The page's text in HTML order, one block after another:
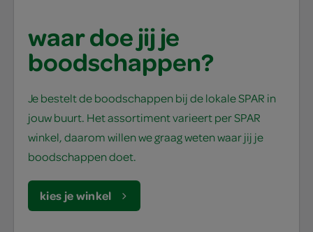
waar doe jij je
boodschappen?
Je bestelt de boodschappen bij de lokale SPAR in
jouw buurt. Het assortiment varieert per SPAR
winkel, daarom willen we graag weten waar jij je
boodschappen doet.
kies je winkel